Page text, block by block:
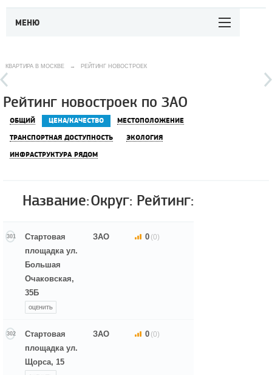
МЕНЮ
КВАРТИРА В МОСКВЕ → РЕЙТИНГ НОВОСТРОЕК
Рейтинг новостроек по ЗАО
ОБЩИЙ ЦЕНА/КАЧЕСТВО
МЕСТОПОЛОЖЕНИЕ
ТРАНСПОРТНАЯ ДОСТУПНОСТЬ
ЭКОЛОГИЯ
ИНФРАСТРУКТУРА РЯДОМ
Название:Округ: Рейтинг:
301
Стартовая
площадка ул.
Большая
Очаковская,
35Б
ОЦЕНИТЬ
ЗАО 0 (0)
302
Стартовая
площадка ул.
Щорса, 15
ЗАО 0 (0)